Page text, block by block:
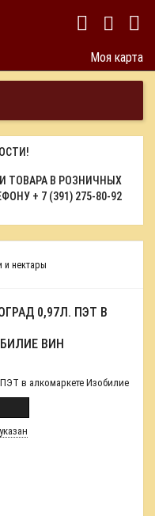
Моя карта
ТОВАРА В РОЗНИЧНЫХ
+ 7 (391) 275-80-92
и нектары
0,97Л. ПЭТ В
ВИН